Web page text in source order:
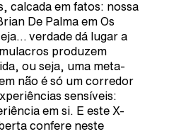
calcada em fatos: nossa
De Palma em Os
verdade dá lugar a
produzem
ou seja, uma meta-
não é só um corredor
sensíveis:
em si. E este X-
confere neste